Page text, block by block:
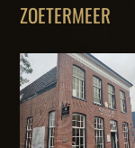
ZOETERMEER